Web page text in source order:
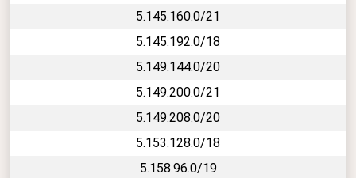
5.145.160.0/21
5.145.192.0/18
5.149.144.0/20
5.149.200.0/21
5.149.208.0/20
5.153.128.0/18
5.158.96.0/19